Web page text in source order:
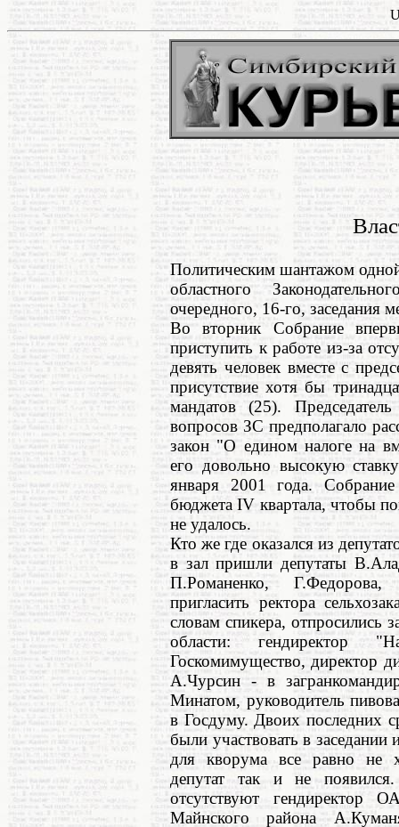
Политическим шантажом одной
областного
очередного, 16-го, заседания
Во вторник Собрание
приступить к работе из-за
девять человек вместе с
присутствие хотя бы
мандатов (25).
вопросов ЗС предполагало
закон "О едином налоге на
его довольно высокую
января 2001 года.
бюджета IV квартала, чтобы
не удалось.
Кто же где оказался из
в зал пришли депутаты
П.Романенко,
пригласить ректора
словам спикера, отпросились
области: гендиректор
Госкомимущество, директор
А.Чурсин - в
Минатом, руководитель
в Госдуму. Двоих последних
были участвовать в
для кворума все равно не
депутат так и не
отсутствуют гендиректор
Майнского района